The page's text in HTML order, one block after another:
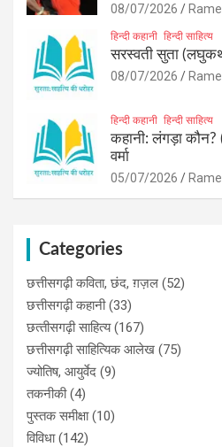
08/07/2026
हिन्दी कहानी हिन्दी साहित्य
सरस्वती सुता
08/07/2026
हिन्दी कहानी हिन्दी साहित्य
कहानी: लंगड़ा कौन?
वर्मा
05/07/2026
Categories
छत्तीसगढ़ी कविता, छंद, ग़ज़ल (52)
छत्तीसगढ़ी कहानी(33)
छत्‍तीसगढ़ी साहित्‍य(167)
छत्तीसगढ़ी साहित्यिक आलेख (75)
ज्योतिष, आयुर्वेद (9)
तकनीकी(4)
पुस्‍तक समीक्षा(10)
विविधा(142)